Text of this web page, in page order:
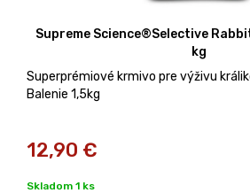
Supreme Science®Selective
kg
Superprémiové krmivo pre výživu
Balenie 1,5kg
12,90 €
Skladom 1 ks